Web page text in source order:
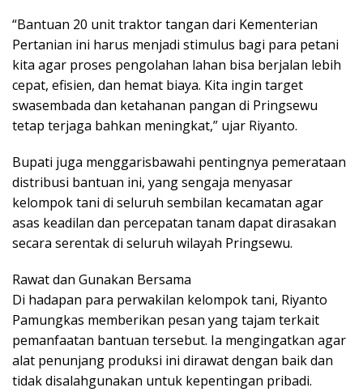
“Bantuan 20 unit traktor tangan dari Kementerian
Pertanian ini harus menjadi stimulus bagi para petani
kita agar proses pengolahan lahan bisa berjalan lebih
cepat, efisien, dan hemat biaya. Kita ingin target
swasembada dan ketahanan pangan di Pringsewu
tetap terjaga bahkan meningkat,” ujar Riyanto.
Bupati juga menggarisbawahi pentingnya pemerataan
distribusi bantuan ini, yang sengaja menyasar
kelompok tani di seluruh sembilan kecamatan agar
asas keadilan dan percepatan tanam dapat dirasakan
secara serentak di seluruh wilayah Pringsewu.
Rawat dan Gunakan Bersama
Di hadapan para perwakilan kelompok tani, Riyanto
Pamungkas memberikan pesan yang tajam terkait
pemanfaatan bantuan tersebut. Ia mengingatkan agar
alat penunjang produksi ini dirawat dengan baik dan
tidak disalahgunakan untuk kepentingan pribadi.